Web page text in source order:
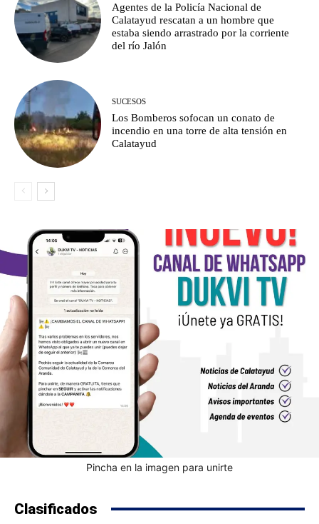
Agentes de la Policía Nacional de
Calatayud rescatan a un hombre que
estaba siendo arrastrado por la corriente
del río Jalón
SUCESOS
Los Bomberos sofocan un conato de
incendio en una torre de alta tensión en
Calatayud
Pincha en la imagen para unirte
Clasificados